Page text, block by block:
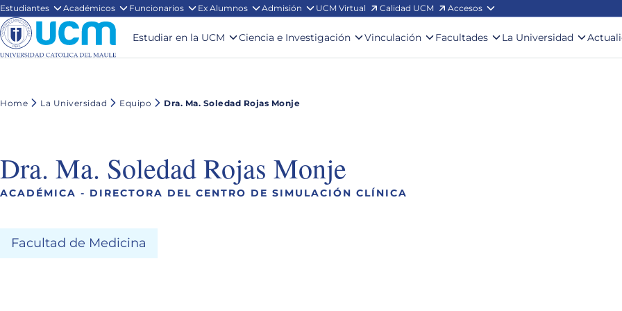
Estudiantes Académicos Funcionarios Ex Alumnos Admisión UCM Virtual Calidad UCM Accesos
Estudiar en la UCM Ciencia e Investigación Vinculación Facultades La Universidad
Home La Universidad Equipo Dra. Ma. Soledad Rojas Monje
Dra. Ma. Soledad Rojas Monje
ACADÉMICA - DIRECTORA DEL CENTRO DE SIMULACIÓN CLÍNICA
Facultad de Medicina